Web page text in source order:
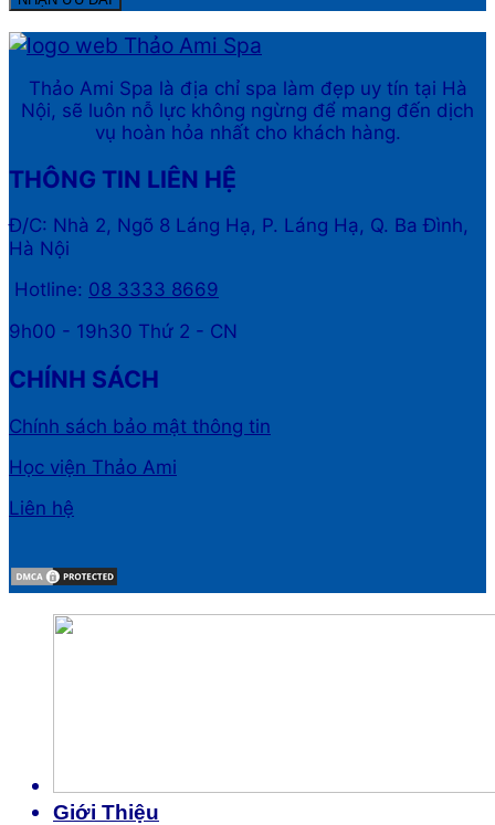
Thảo Ami Spa là địa chỉ spa làm đẹp uy tín tại Hà
Nội, sẽ luôn nỗ lực không ngừng để mang đến dịch
vụ hoàn hỏa nhất cho khách hàng.
THÔNG TIN LIÊN HỆ
Đ/C: Nhà 2, Ngõ 8 Láng Hạ, P. Láng Hạ, Q. Ba Đình,
Hà Nội
Hotline: 08 3333 8669
9h00 - 19h30 Thứ 2 - CN
CHÍNH SÁCH
Chính sách bảo mật thông tin
Học viện Thảo Ami
Liên hệ
Giới Thiệu